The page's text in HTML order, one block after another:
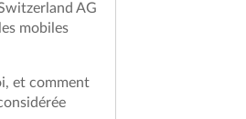
AG
mobiles
et comment